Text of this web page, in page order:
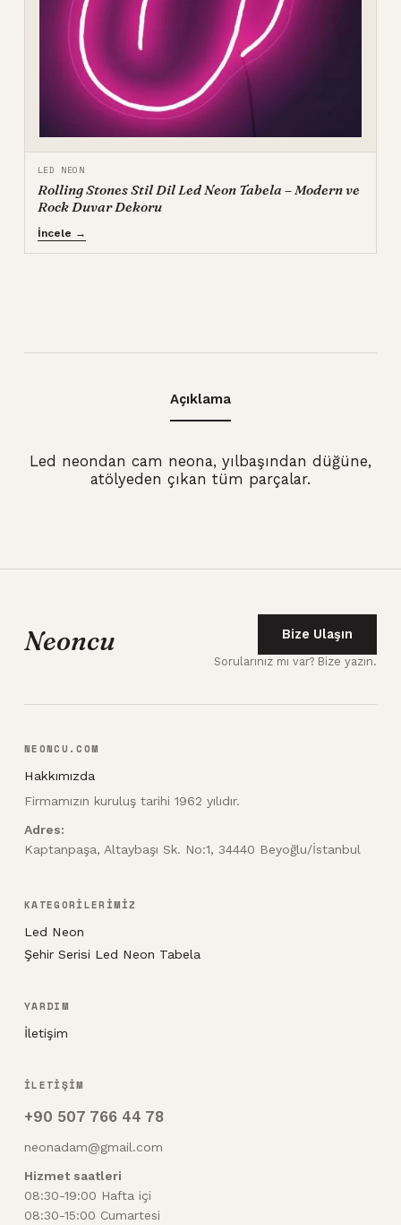
LED NEON
Rolling Stones Stil Dil Led Neon Tabela – Modern ve
Rock Duvar Dekoru
İncele →
Açıklama
Led neondan cam neona, yılbaşından düğüne,
atölyeden çıkan tüm parçalar.
Neoncu Bize Ulaşın
Sorularınız mı var? Bize yazın.
NEONCU.COM
Hakkımızda
Firmamızın kuruluş tarihi 1962 yılıdır.
Adres:
Kaptanpaşa, Altaybaşı Sk. No:1, 34440 Beyoğlu/İstanbul
KATEGORİLERİMİZ
Led Neon
Şehir Serisi Led Neon Tabela
YARDIM
İletişim
İLETİŞİM
+90 507 766 44 78
neonadam@gmail.com
Hizmet saatleri
08:30-19:00 Hafta içi
08:30-15:00 Cumartesi